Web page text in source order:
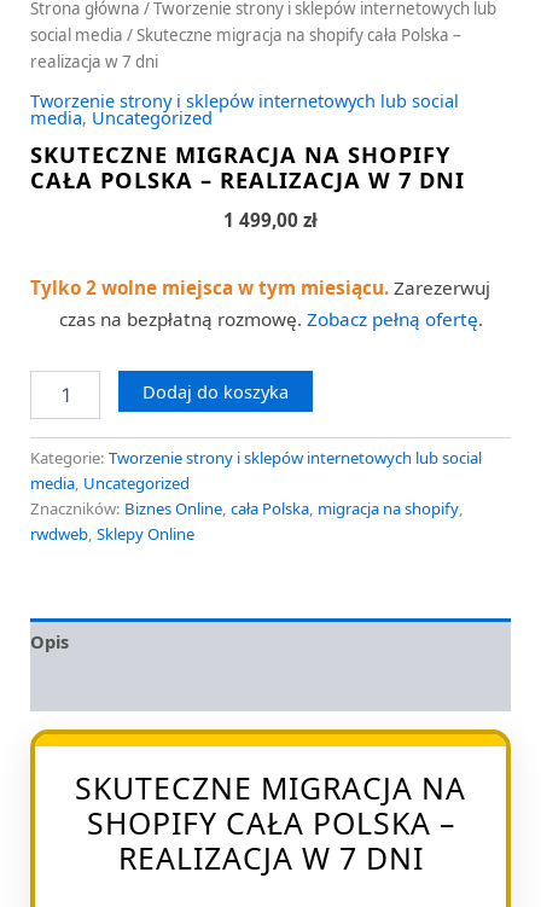
Strona główna /Tworzenie strony i sklepów internetowych lub
social media / Skuteczne migracja na shopify cała Polska –
realizacja w 7 dni
Tworzenie strony i sklepów internetowych lub social
media, Uncategorized
SKUTECZNE MIGRACJA NA SHOPIFY
CAŁA POLSKA – REALIZACJA W 7 DNI
1 499,00 zł
Tylko 2 wolne miejsca w tym miesiącu. Zarezerwuj
czas na bezpłatną rozmowę. Zobacz pełną ofertę.
Dodaj do koszyka
Kategorie: Tworzenie strony i sklepów internetowych lub social
media, Uncategorized
Znaczników: Biznes Online, cała Polska, migracja na shopify,
rwdweb, Sklepy Online
Opis
SKUTECZNE MIGRACJA NA
SHOPIFY CAŁA POLSKA –
REALIZACJA W 7 DNI